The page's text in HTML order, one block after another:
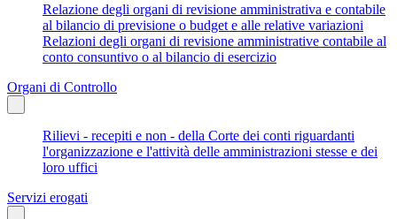
Relazione degli organi di revisione amministrativa e contabile
al bilancio di previsione o budget e alle relative variazioni
Relazioni degli organi di revisione amministrative contabile al
conto consuntivo o al bilancio di esercizio
Organi di Controllo
Rilievi - recepiti e non - della Corte dei conti riguardanti
l'organizzazione e l'attività delle amministrazioni stesse e dei
loro uffici
Servizi erogati